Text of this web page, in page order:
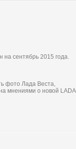
сентябрь 2015 года.
фото Лада Веста,
мнениями о новой LADA